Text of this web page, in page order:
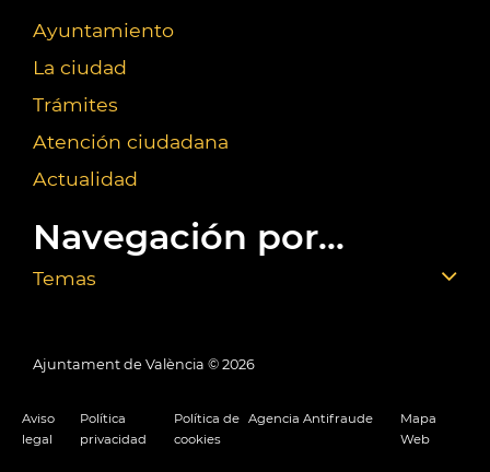
Ayuntamiento
La ciudad
Trámites
Atención ciudadana
Actualidad
Navegación por...
Temas
Ajuntament de València © 2026
Aviso
legal
Política
privacidad
Política de
cookies
Agencia Antifraude
Mapa
Web